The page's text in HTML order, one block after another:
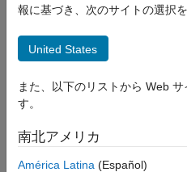
報に基づき、次のサイトの選択
United States
また、以下のリストから Web
す。
南北アメリカ
América Latina (Español)